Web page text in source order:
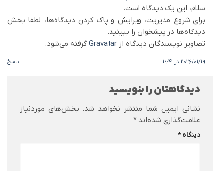
سلام، این یک دیدگاه است.
برای شروع مدیریت، ویرایش و پاک کردن دیدگاه‌ها، لطفا بخش
دیدگاه‌ها در پیشخوان را ببینید.
تصاویر نویسندگان دیدگاه از Gravatar گرفته می‌شود.
2026/01/19 در 19:41 پاسخ
دیدگاهتان را بنویسید
نشانی ایمیل شما منتشر نخواهد شد. بخش‌های موردنیاز
علامت‌گذاری شده‌اند *
دیدگاه*